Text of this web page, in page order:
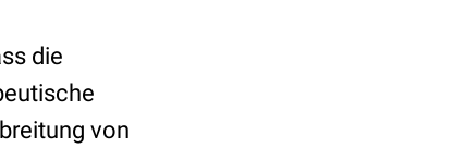
die
von